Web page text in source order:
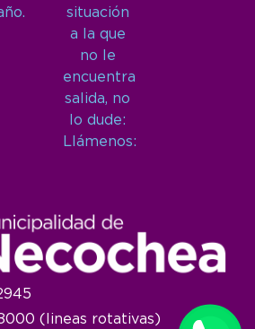
situación
a la que
no le
encuentra
salida, no
lo dude:
Llámenos:
(lineas rotativas)